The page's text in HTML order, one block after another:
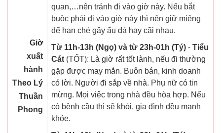
Giờ
xuất
hành
Theo Lý
Thuần
Phong
quan,…nên tránh đi vào giờ này. Nếu bắt
buộc phải đi vào giờ này thì nên giữ miệng
để hạn ché gây ẩu đả hay cãi nhau.
Từ 11h-13h (Ngọ) và từ 23h-01h (Tý) - Tiểu
Cát (TỐT): Là giờ rất tốt lành, nếu đi thường
gặp được may mắn. Buôn bán, kinh doanh
có lời. Người đi sắp về nhà. Phụ nữ có tin
mừng. Mọi việc trong nhà đều hòa hợp. Nếu
có bệnh cầu thì sẽ khỏi, gia đình đều mạnh
khỏe.